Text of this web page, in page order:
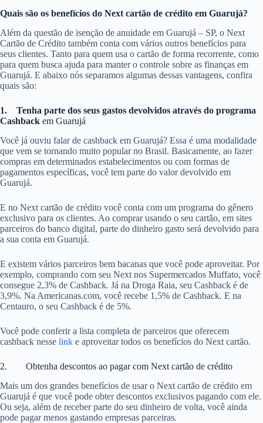
Quais são os benefícios do Next cartão de crédito em Guarujá?
Além da questão de isenção de anuidade em Guarujá – SP, o Next
Cartão de Crédito também conta com vários outros benefícios para
seus clientes. Tanto para quem usa o cartão de forma recorrente, como
para quem busca ajuda para manter o controle sobre as finanças em
Guarujá. E abaixo nós separamos algumas dessas vantagens, confira
quais são:
1.
Tenha parte dos seus gastos devolvidos através do programa
Cashback em Guarujá
Você já ouviu falar de cashback em Guarujá? Essa é uma modalidade
que vem se tornando muito popular no Brasil. Basicamente, ao fazer
compras em determinados estabelecimentos ou com formas de
pagamentos específicas, você tem parte do valor devolvido em
Guarujá.
E no Next cartão de crédito você conta com um programa do gênero
exclusivo para os clientes. Ao comprar usando o seu cartão, em sites
parceiros do banco digital, parte do dinheiro gasto será devolvido para
a sua conta em Guarujá.
E existem vários parceiros bem bacanas que você pode aproveitar. Por
exemplo, comprando com seu Next nos Supermercados Muffato, você
consegue 2,3% de Cashback. Já na Droga Raia, seu Cashback é de
3,9%. Na Americanas.com, você recebe 1,5% de Cashback. E na
Centauro, o seu Cashback é de 5%.
Você pode conferir a lista completa de parceiros que oferecem
cashback nesse link e aproveitar todos os benefícios do Next cartão.
2. Obtenha descontos ao pagar com Next cartão de crédito
Mais um dos grandes benefícios de usar o Next cartão de crédito em
Guarujá é que você pode obter descontos exclusivos pagando com ele.
Ou seja, além de receber parte do seu dinheiro de volta, você ainda
pode pagar menos gastando empresas parceiras.